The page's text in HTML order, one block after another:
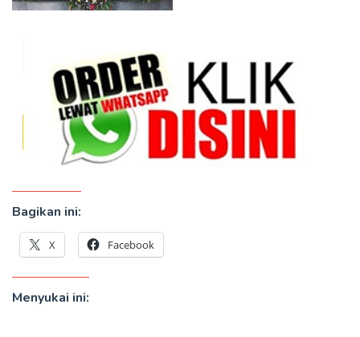
Bagikan ini:
X Facebook
Menyukai ini: